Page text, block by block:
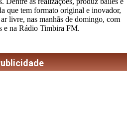
que tem formato original e inovador,
livre, nas manhãs de domingo, com
e na Rádio Timbira FM.